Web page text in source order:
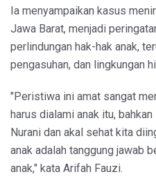
Ia menyampaikan kasus
Jawa Barat, menjadi
perlindungan hak-hak anak,
pengasuhan, dan lingkungan
"Peristiwa ini amat sangat
harus dialami anak itu,
Nurani dan akal sehat kita
anak adalah tanggung jawab
anak," kata Arifah Fauzi.